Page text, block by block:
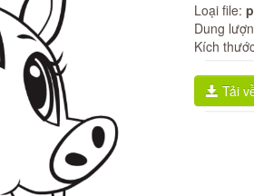
Loại file:
Dung
Kích
Tải